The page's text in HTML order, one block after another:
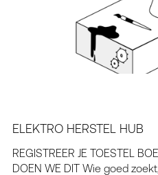
ELEKTRO HERSTEL HUB
REGISTREER JE TOESTEL
DOEN WE DIT Wie goed